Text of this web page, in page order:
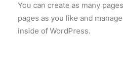
You can create as many
pages as you like and
inside of WordPress.